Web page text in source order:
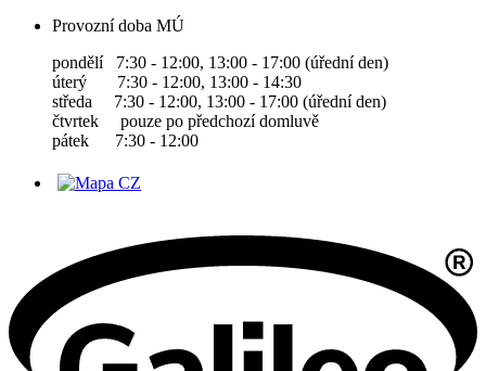
Provozní doba MÚ
pondělí 7:30 - 12:00, 13:00 - 17:00 (úřední den)
úterý 7:30 - 12:00, 13:00 - 14:30
středa 7:30 - 12:00, 13:00 - 17:00 (úřední den)
čtvrtek pouze po předchozí domluvě
pátek 7:30 - 12:00